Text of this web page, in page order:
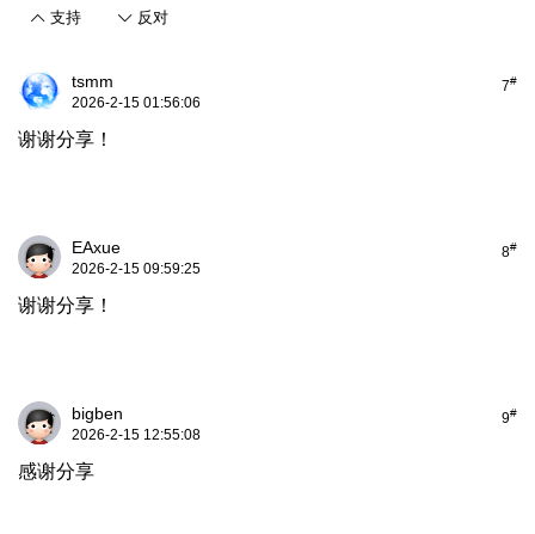
支持 反对
7#
tsmm
2026-2-15 01:56:06
谢谢分享！
8#
EAxue
2026-2-15 09:59:25
谢谢分享！
9#
bigben
2026-2-15 12:55:08
感谢分享